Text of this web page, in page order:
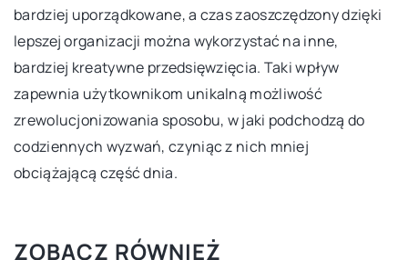
bardziej uporządkowane, a czas zaoszczędzony dzięki
lepszej organizacji można wykorzystać na inne,
bardziej kreatywne przedsięwzięcia. Taki wpływ
zapewnia użytkownikom unikalną możliwość
zrewolucjonizowania sposobu, w jaki podchodzą do
codziennych wyzwań, czyniąc z nich mniej
obciążającą część dnia.
ZOBACZ RÓWNIEŻ